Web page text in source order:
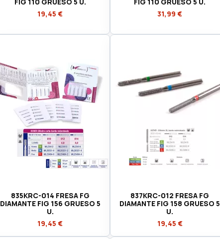
19,45 €
31,99 €
835KRC-014 FRESA FG
DIAMANTE FIG 156 GRUESO 5
U.
19,45 €
837KRC-012 FRESA FG
DIAMANTE FIG 158 GRUESO 5
U.
19,45 €